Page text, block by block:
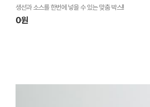
생선과 소스를 한번에 넣을 수 있는 맞춤 박스!!
0원